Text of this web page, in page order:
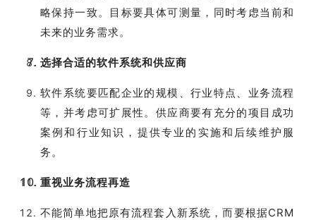
略保持一致。目标要具体可测量，同时考虑当前和
未来的业务需求。
选择合适的软件系统和供应商
软件系统要匹配企业的规模、行业特点、业务流程
等，并考虑可扩展性。供应商要有充分的项目成功
案例和行业知识，提供专业的实施和后续维护服
务。
重视业务流程再造
不能简单地把原有流程套入新系统，而要根据CRM